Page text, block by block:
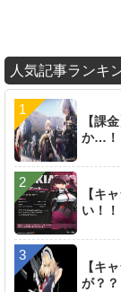
人気記事ランキ
【課
か…！
【キ
い！！
【キ
が？？